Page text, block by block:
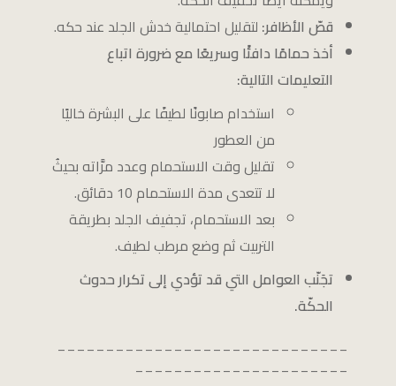
قصّ الأظافر: لتقليل احتمالية خدش الجلد عند حكه.
أخذ حمامًا دافئًا وسريعًا مع ضرورة اتباع
التعليمات التالية:
استخدام صابونًا لطيفًا على البشرة خاليًا
من العطور
تقليل وقت الاستحمام وعدد مرَّاته بحيثُ
لا تتعدى مدة الاستحمام 10 دقائق.
بعد الاستحمام، تجفيف الجلد بطريقة
التربيت ثم وضع مرطب لطيف.
تجَنّب العوامل التي قد تؤدي إلى تكرار حدوث
الحكّة.
______________________________
______________________